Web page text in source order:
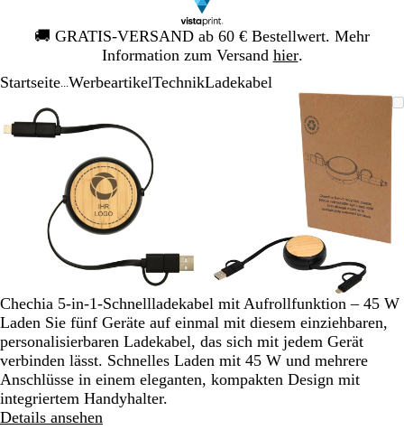
🚚 GRATIS-VERSAND ab 60 € Bestellwert. Mehr
Information zum Versand hier.
Galeriebild
1
Startseite WerbeartikelTechnikLadekabel
Bild
auf
Minimum
zum
Vergrößern
Sie
Tasten
+
und
-
zum
Zoomen
und
Pfeiltasten
zum
Schwenken.
Vergrößer-/
Bild
Zoom
auf
Minimum
Klicken
zum
Vergrößern
Verwenden
Sie
die
Tasten
+
und
-
zum
Zoomen
und
Pfeiltasten
zum
Schwenken.
von
Chechia 5-in-1-Schnellladekabel mit Aufrollfunktion – 45 W
Laden Sie fünf Geräte auf einmal mit diesem einziehbaren,
personalisierbaren Ladekabel, das sich mit jedem Gerät
verbinden lässt. Schnelles Laden mit 45 W und mehrere
Anschlüsse in einem eleganten, kompakten Design mit
integriertem Handyhalter.
Details ansehen